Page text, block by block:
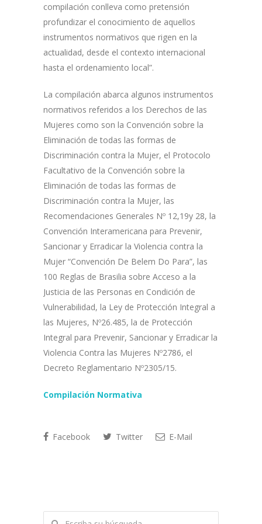
compilación conlleva como pretensión
profundizar el conocimiento de aquellos
instrumentos normativos que rigen en la
actualidad, desde el contexto internacional
hasta el ordenamiento local”.
La compilación abarca algunos instrumentos
normativos referidos a los Derechos de las
Mujeres como son la Convención sobre la
Eliminación de todas las formas de
Discriminación contra la Mujer, el Protocolo
Facultativo de la Convención sobre la
Eliminación de todas las formas de
Discriminación contra la Mujer, las
Recomendaciones Generales Nº 12,19y 28, la
Convención Interamericana para Prevenir,
Sancionar y Erradicar la Violencia contra la
Mujer “Convención De Belem Do Para”, las
100 Reglas de Brasilia sobre Acceso a la
Justicia de las Personas en Condición de
Vulnerabilidad, la Ley de Protección Integral a
las Mujeres, Nº26.485, la de Protección
Integral para Prevenir, Sancionar y Erradicar la
Violencia Contra las Mujeres Nº2786, el
Decreto Reglamentario Nº2305/15.
Compilación Normativa
Facebook Twitter E-Mail